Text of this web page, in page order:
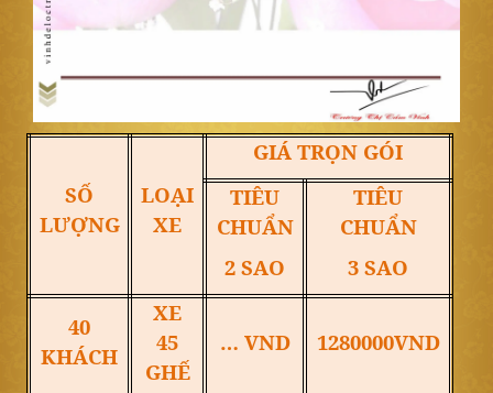
SỐ
LƯỢNG
LOẠI
XE
GIÁ TRỌN GÓI
TIÊU
CHUẨN
2 SAO
TIÊU
CHUẨN
3 SAO
40
KHÁCH
XE
45
GHẾ
… VND 1280000VND